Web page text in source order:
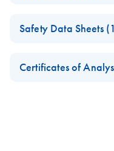
Solutions — Pure
Convenience
nucleic acids
Handbook
For automated
Safety Data Sheets
Certificates of